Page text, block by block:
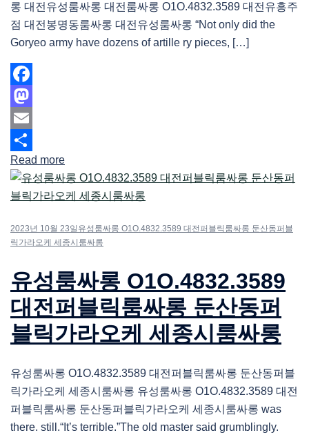
롱 대전유성룸싸롱 대전룸싸롱 O1O.4832.3589 대전유흥주
점 대전봉명동룸싸롱 대전유성룸싸롱 “Not only did the
Goryeo army have dozens of artille ry pieces, […]
Facebook
Mastodon
Email
Share
Read more
2023년 10월 23일 유성룸싸롱 O1O.4832.3589 대전퍼블릭룸싸롱 둔산동퍼블
릭가라오케 세종시룸싸롱
유성룸싸롱 O1O.4832.3589
대전퍼블릭룸싸롱 둔산동퍼
블릭가라오케 세종시룸싸롱
유성룸싸롱 O1O.4832.3589 대전퍼블릭룸싸롱 둔산동퍼블
릭가라오케 세종시룸싸롱 유성룸싸롱 O1O.4832.3589 대전
퍼블릭룸싸롱 둔산동퍼블릭가라오케 세종시룸싸롱 was
there. still.“It’s terrible.”The old master said grumblingly.